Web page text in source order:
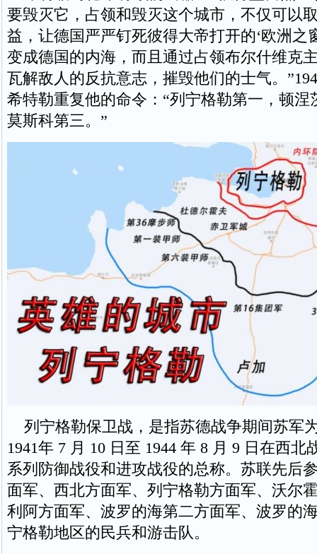
要毁灭它，占领和毁灭这个城市，不仅可以
益，让德国严严钉死彼得大帝打开的‘欧洲之
变成德国的内海，而且通过占领布尔什维克
瓦解敌人的反抗意志，摧毁他们的士气。
希特勒重复他的命令：“列宁格勒第一，顿涅
莫斯科第三。”
列宁格勒保卫战，是指苏德战争期间苏军
1941年 7 月 10 日至 1944 年 8 月 9 日在西北
系列防御战役和进攻战役的总称。苏联先后
面军、西北方面军、列宁格勒方面军、沃尔
利阿方面军、波罗的海第二方面军、波罗的
宁格勒地区的民兵和游击队。